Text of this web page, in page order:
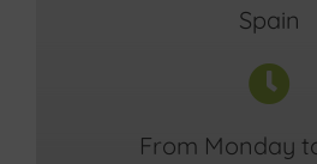
Spain
From Monday